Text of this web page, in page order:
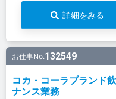
詳細をみる
お仕事No.132549
コカ・コーラブランド
ナンス業務